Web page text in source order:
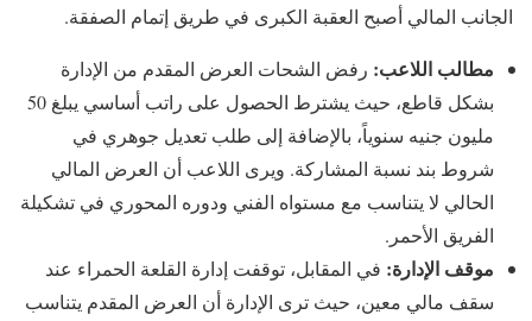
الجانب المالي أصبح العقبة الكبرى في طريق إتمام الصفقة.
مطالب اللاعب: رفض الشحات العرض المقدم من الإدارة
بشكل قاطع، حيث يشترط الحصول على راتب أساسي يبلغ 50
مليون جنيه سنوياً، بالإضافة إلى طلب تعديل جوهري في
شروط بند نسبة المشاركة. ويرى اللاعب أن العرض المالي
الحالي لا يتناسب مع مستواه الفني ودوره المحوري في تشكيلة
الفريق الأحمر.
موقف الإدارة: في المقابل، توقفت إدارة القلعة الحمراء عند
سقف مالي معين، حيث ترى الإدارة أن العرض المقدم يتناسب